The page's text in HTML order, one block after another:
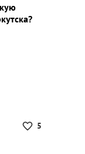
5